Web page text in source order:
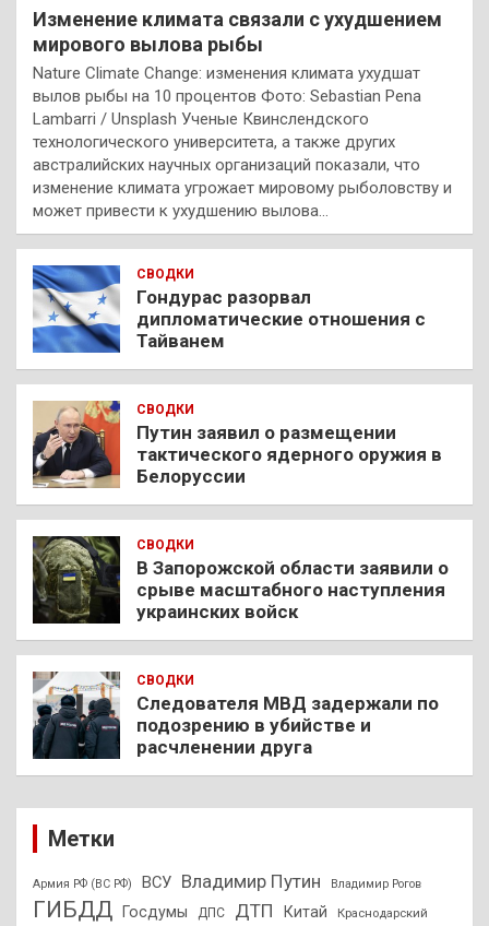
Изменение климата связали с ухудшением
мирового вылова рыбы
Nature Climate Change: изменения климата ухудшат
вылов рыбы на 10 процентов Фото: Sebastian Pena
Lambarri / Unsplash Ученые Квинслендского
технологического университета, а также других
австралийских научных организаций показали, что
изменение климата угрожает мировому рыболовству и
может привести к ухудшению вылова…
СВОДКИ
Гондурас разорвал
дипломатические отношения с
Тайванем
СВОДКИ
Путин заявил о размещении
тактического ядерного оружия в
Белоруссии
СВОДКИ
В Запорожской области заявили о
срыве масштабного наступления
украинских войск
СВОДКИ
Следователя МВД задержали по
подозрению в убийстве и
расчленении друга
Метки
Армия РФ (ВС РФ) ВСУ Владимир Путин Владимир Рогов
ГИБДД Госдумы ДПС ДТП Китай Краснодарский